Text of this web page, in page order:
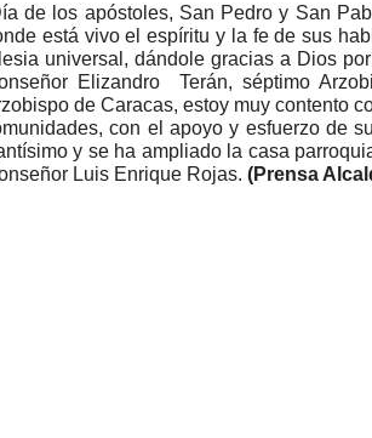
de los apóstoles, San Pedro y San
está vivo el espíritu y la fe de sus
universal, dándole gracias a Dios
Elizandro Terán, séptimo
de Caracas, estoy muy contento
con el apoyo y esfuerzo de
y se ha ampliado la casa
Luis Enrique Rojas. (Prensa